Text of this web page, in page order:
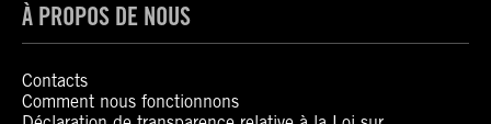
À PROPOS DE NOUS
Contacts
Comment nous fonctionnons